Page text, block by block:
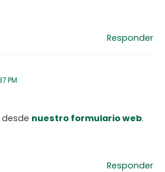
Responder
PM
desde nuestro formulario web.
Responder